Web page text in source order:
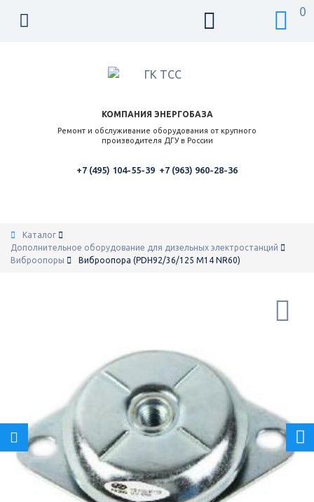
КОМПАНИЯ ЭНЕРГОБАЗА
Ремонт и обслуживание оборудования от крупного
производителя ДГУ в России
0
+7 (495) 104-55-39 +7 (963) 960-28-36
Каталог
Дополнительное оборудование для дизельных электростанций
Виброопоры
Виброопора (PDH92/36/125 M14 NR60)